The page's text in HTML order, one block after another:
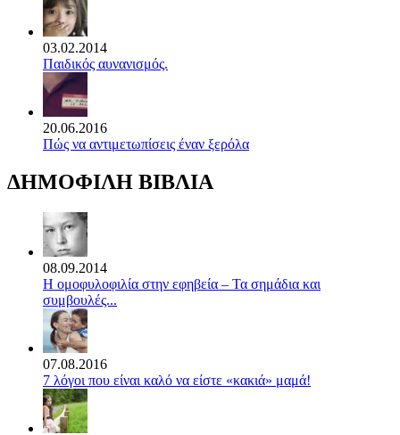
03.02.2014
Παιδικός αυνανισμός.
20.06.2016
Πώς να αντιμετωπίσεις έναν ξερόλα
ΔΗΜΟΦΙΛΗ ΒΙΒΛΙΑ
08.09.2014
Η ομοφυλοφιλία στην εφηβεία – Τα σημάδια και
συμβουλές...
07.08.2016
7 λόγοι που είναι καλό να είστε «κακιά» μαμά!